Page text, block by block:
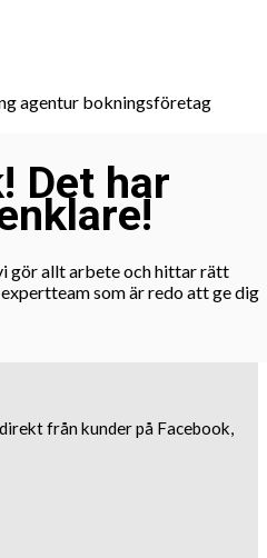
Det har
gör allt arbete och hittar rätt
som är redo att ge dig
från kunder på Facebook,